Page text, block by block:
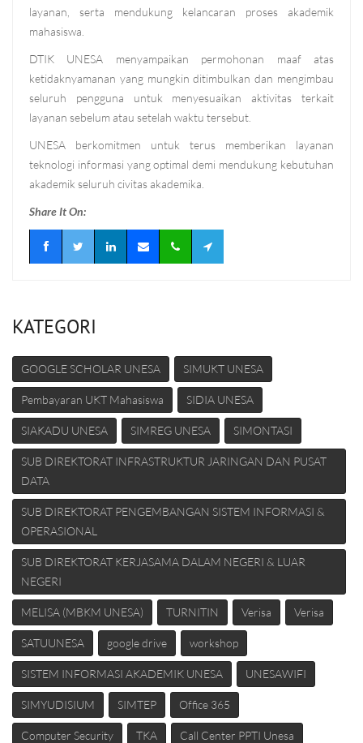
layanan, serta mendukung kelancaran proses akademik
mahasiswa.
DTIK UNESA menyampaikan permohonan maaf atas
ketidaknyamanan yang mungkin ditimbulkan dan mengimbau
seluruh pengguna untuk menyesuaikan aktivitas terkait
layanan sebelum atau setelah waktu tersebut.
UNESA berkomitmen untuk terus memberikan layanan
teknologi informasi yang optimal demi mendukung kebutuhan
akademik seluruh civitas akademika.
Share It On:
KATEGORI
GOOGLE SCHOLAR UNESA SIMUKT UNESA
Pembayaran UKT Mahasiswa SIDIA UNESA
SIAKADU UNESA SIMREG UNESA SIMONTASI
SUB DIREKTORAT INFRASTRUKTUR JARINGAN DAN PUSAT
DATA
SUB DIREKTORAT PENGEMBANGAN SISTEM INFORMASI &
OPERASIONAL
SUB DIREKTORAT KERJASAMA DALAM NEGERI & LUAR
NEGERI
MELISA (MBKM UNESA) TURNITIN Verisa Verisa
SATUUNESA google drive workshop
SISTEM INFORMASI AKADEMIK UNESA UNESAWIFI
SIMYUDISIUM SIMTEP Office 365
Computer Security TKA Call Center PPTI Unesa